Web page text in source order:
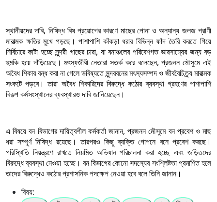
স্থানীয়দের দাবি, নিষিদ্ধ বিষ প্রয়োগের কারণে মাছের পোনা ও অন্যান্য জলজ প্রাণী
মারাত্মক ক্ষতির মুখে পড়ছে। পাশাপাশি কাঁকড়া ধরার বিভিন্ন ফাঁদ তৈরি করতে গিয়ে
নির্বিচারে কাটা হচ্ছে সুন্দরী গাছের চারা, যা বনাঞ্চলের পরিবেশগত ভারসাম্যের জন্য বড়
হুমকি হয়ে দাঁড়িয়েছে। মৎস্যজীবী নেতারা সতর্ক করে বলেছেন, প্রজনন মৌসুমে এই
অবৈধ শিকার বন্ধ করা না গেলে ভবিষ্যতে সুন্দরবনের মৎস্যসম্পদ ও জীববৈচিত্র্য মারাত্মক
সংকটে পড়বে। তারা অবৈধ শিকারিদের বিরুদ্ধে কঠোর ব্যবস্থা গ্রহণের পাশাপাশি
বিকল্প কর্মসংস্থানের ব্যবস্থারও দাবি জানিয়েছেন।
এ বিষয়ে বন বিভাগের দায়িত্বশীল কর্মকর্তা জানান, প্রজনন মৌসুমে বন প্রবেশ ও মাছ
ধরা সম্পূর্ণ নিষিদ্ধ রয়েছে। তারপরও কিছু ব্যক্তি গোপনে বনে প্রবেশ করছে।
পরিস্থিতি নিয়ন্ত্রণে রাখতে নিয়মিত অভিযান পরিচালনা করা হচ্ছে এবং জড়িতদের
বিরুদ্ধে ব্যবস্থা নেওয়া হচ্ছে। বন বিভাগের কোনো সদস্যের সংশ্লিষ্টতা প্রমাণিত হলে
তাদের বিরুদ্ধেও কঠোর প্রশাসনিক পদক্ষেপ নেওয়া হবে বলে তিনি জানান।
বিষয়: